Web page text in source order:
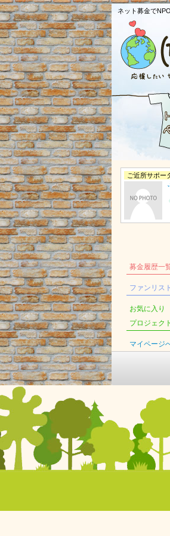
ネット募金で
ご近所サポー
募金履歴一
ファンリス
お気に入り
プロジェク
マイページ